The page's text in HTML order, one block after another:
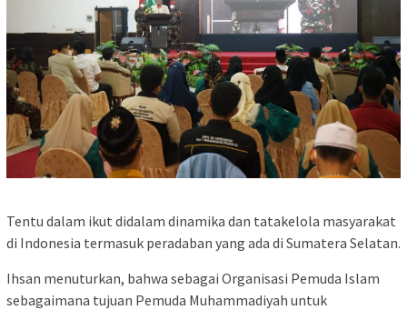
Tentu dalam ikut didalam dinamika dan tatakelola masyarakat
di Indonesia termasuk peradaban yang ada di Sumatera Selatan.
Ihsan menuturkan, bahwa sebagai Organisasi Pemuda Islam
sebagaimana tujuan Pemuda Muhammadiyah untuk